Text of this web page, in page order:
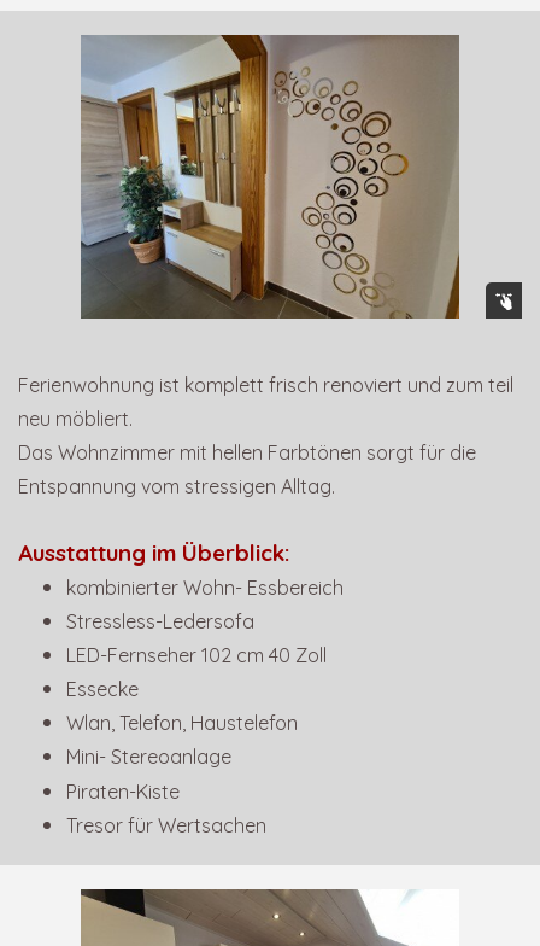
Ferienwohnung ist komplett frisch renoviert und zum teil
neu möbliert.
Das Wohnzimmer mit hellen Farbtönen sorgt für die
Entspannung vom stressigen Alltag.
Ausstattung im Überblick:
kombinierter Wohn- Essbereich
Stressless-Ledersofa
LED-Fernseher 102 cm 40 Zoll
Essecke
Wlan, Telefon, Haustelefon
Mini- Stereoanlage
Piraten-Kiste
Tresor für Wertsachen